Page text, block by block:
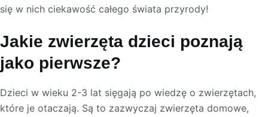
się w nich ciekawość całego świata przyrody!
Jakie zwierzęta dzieci poznają
jako pierwsze?
Dzieci w wieku 2-3 lat sięgają po wiedzę o zwierzętach,
które je otaczają. Są to zazwyczaj zwierzęta domowe,